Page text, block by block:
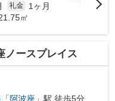
礼金
1ヶ月
㎡
ノースプレイス
「 阿波座 」駅 徒歩5分